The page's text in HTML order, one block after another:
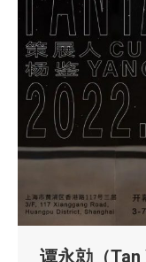
谭永勍（